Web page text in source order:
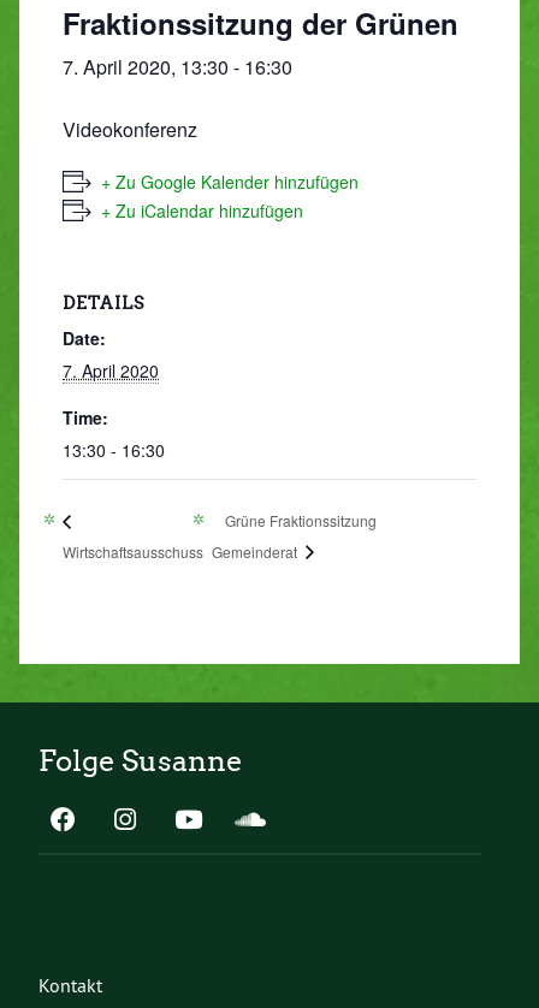
Fraktionssitzung der Grünen
7. April 2020, 13:30 - 16:30
Videokonferenz
+ Zu Google Kalender hinzufügen
+ Zu iCalendar hinzufügen
DETAILS
Date:
7. April 2020
Time:
13:30 - 16:30
Wirtschaftsausschuss
Grüne Fraktionssitzung
Gemeinderat
Folge Susanne
Kontakt